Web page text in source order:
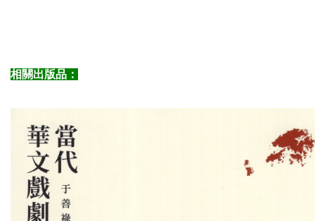
相關出版品：